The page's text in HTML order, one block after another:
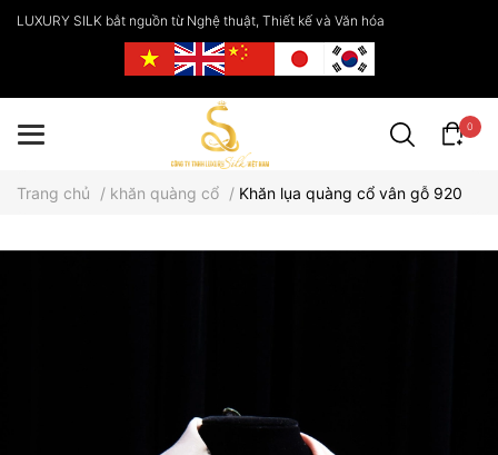
LUXURY SILK bắt nguồn từ Nghệ thuật, Thiết kế và Văn hóa
0
Trang chủ / khăn quàng cổ / Khăn lụa quàng cổ vân gỗ 920